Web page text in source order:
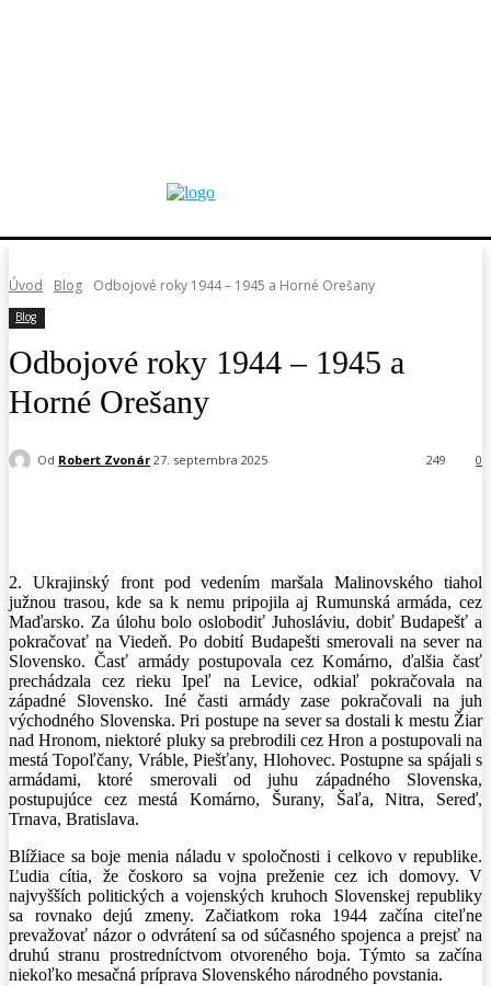
Úvod Blog Odbojové roky 1944 – 1945 a Horné Orešany
Blog
Odbojové roky 1944 – 1945 a
Horné Orešany
Od Robert Zvonár 27. septembra 2025 0
249
2. Ukrajinský front pod vedením maršala Malinovského tiahol
južnou trasou, kde sa k nemu pripojila aj Rumunská armáda, cez
Maďarsko. Za úlohu bolo oslobodiť Juhosláviu, dobiť Budapešť a
pokračovať na Viedeň. Po dobití Budapešti smerovali na sever na
Slovensko. Časť armády postupovala cez Komárno, ďalšia časť
prechádzala cez rieku Ipeľ na Levice, odkiaľ pokračovala na
západné Slovensko. Iné časti armády zase pokračovali na juh
východného Slovenska. Pri postupe na sever sa dostali k mestu Žiar
nad Hronom, niektoré pluky sa prebrodili cez Hron a postupovali na
mestá Topoľčany, Vráble, Piešťany, Hlohovec. Postupne sa spájali s
armádami, ktoré smerovali od juhu západného Slovenska,
postupujúce cez mestá Komárno, Šurany, Šaľa, Nitra, Sereď,
Trnava, Bratislava.
Blížiace sa boje menia náladu v spoločnosti i celkovo v republike.
Ľudia cítia, že čoskoro sa vojna preženie cez ich domovy. V
najvyšších politických a vojenských kruhoch Slovenskej republiky
sa rovnako dejú zmeny. Začiatkom roka 1944 začína citeľne
prevažovať názor o odvrátení sa od súčasného spojenca a prejsť na
druhú stranu prostredníctvom otvoreného boja. Týmto sa začína
niekoľko mesačná príprava Slovenského národného povstania.